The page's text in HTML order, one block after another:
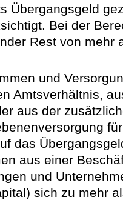
Übergangsgeld
Bei der
Rest von mehr
und
Amtsverhältnis,
aus der
das
aus einer
und
sich zu mehr